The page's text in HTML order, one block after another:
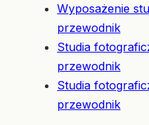
Wyposażenie
przewodnik
Studia
przewodnik
Studia
przewodnik